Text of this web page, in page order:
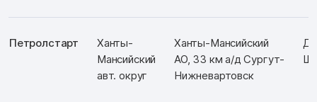
Петролстарт
Ханты-
Мансийский
авт. округ
Ханты-Мансийский
АО, 33 км а/д Сургут-
Нижневартовск
Д:
Ш: